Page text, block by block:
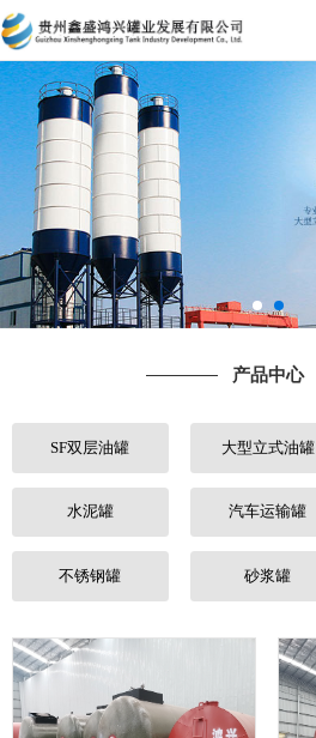
产品中心
SF双层油罐 大型立式油罐
水泥罐 汽车运输罐
不锈钢罐 砂浆罐
网站首页
关于我们
产品中心
工程案例
售后服务
行业动态
人才招聘
联系我们